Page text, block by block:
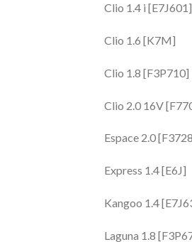
Clio 1.4 i [E7J601]
Clio 1.6 [K7M]
Clio 1.8 [F3P710]
Clio 2.0 16V
Espace 2.0
Express 1.4 [E6J]
Kangoo 1.4
Laguna 1.8